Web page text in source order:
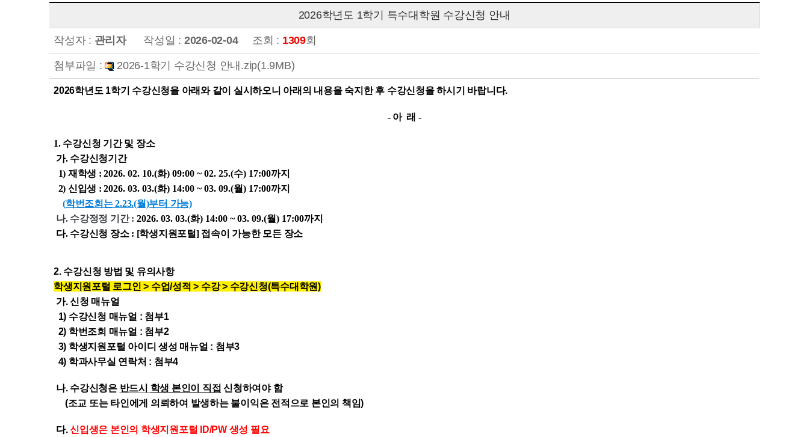
2026학년도 1학기 특수대학원 수강신청 안내
작성자 : 관리자작성일 : 2026-02-04조회 : 1309회
첨부파일 : 2026-1학기 수강신청 안내.zip(1.9MB)
2026학년도 1학기 수강신청을 아래와 같이 실시하오니 아래의 내용을 숙지한 후 수강신청을 하시기 바랍니다.
- 아 래 -
1. 수강신청 기간 및 장소
가. 수강신청기간
1) 재학생 :2026. 02. 10.(화) 09:00 ~02. 25.(수) 17:00까지
2) 신입생 :2026. 03. 03.(화) 14:00 ~03. 09.(월) 17:00까지
(학번조회는 2.23.(월)부터 가능)
나. 수강정정 기간: 2026. 03. 03.(화) 14:00 ~03. 09.(월) 17:00까지
다. 수강신청 장소 : [학생지원포털] 접속이 가능한모든 장소
2. 수강신청 방법 및 유의사항
학생지원포털 로그인 > 수업/성적 > 수강 > 수강신청(특수대학원)
가. 신청 매뉴얼
1) 수강신청 매뉴얼 : 첨부1
2) 학번조회 매뉴얼 : 첨부2
3) 학생지원포털 아이디 생성 매뉴얼 : 첨부3
4) 학과사무실 연락처 : 첨부4
나. 수강신청은 반드시 학생 본인이 직접 신청하여야 함
(조교 또는 타인에게 의뢰하여 발생하는 불이익은 전적으로 본인의 책임)
다. 신입생은 본인의 학생지원포털 ID/PW 생성 필요